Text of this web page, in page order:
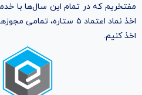
مفتخریم که در تمام این سال‌ها با
اخذ نماد اعتماد ۵ ستاره،
اخذ کنیم.